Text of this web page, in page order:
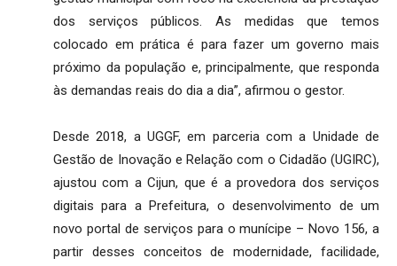
dos serviços públicos. As medidas que temos
colocado em prática é para fazer um governo mais
próximo da população e, principalmente, que responda
às demandas reais do dia a dia”, afirmou o gestor.
Desde 2018, a UGGF, em parceria com a Unidade de
Gestão de Inovação e Relação com o Cidadão (UGIRC),
ajustou com a Cijun, que é a provedora dos serviços
digitais para a Prefeitura, o desenvolvimento de um
novo portal de serviços para o munícipe – Novo 156, a
partir desses conceitos de modernidade, facilidade,